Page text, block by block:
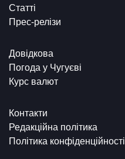
Статті
Прес-релізи
Довідкова
Погода у Чугуєві
Курс валют
Контакти
Редакційна політика
Політика конфіденційності